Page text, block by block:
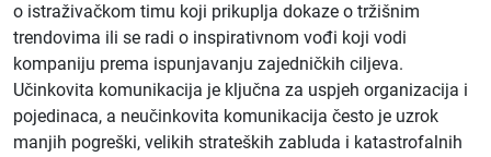
o istraživačkom timu koji prikuplja dokaze o tržišnim
trendovima ili se radi o inspirativnom vođi koji vodi
kompaniju prema ispunjavanju zajedničkih ciljeva.
Učinkovita komunikacija je ključna za uspjeh organizacija i
pojedinaca, a neučinkovita komunikacija često je uzrok
manjih pogreški, velikih strateških zabluda i katastrofalnih